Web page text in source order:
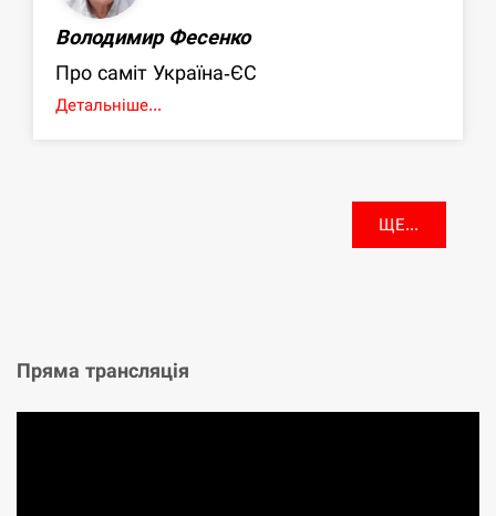
Володимир Фесенко
Про саміт Україна-ЄС
Детальніше...
ЩЕ...
Пряма трансляція